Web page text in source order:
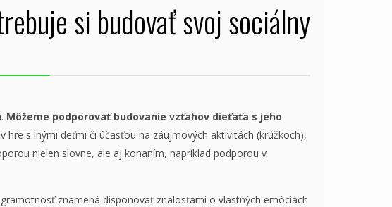
si budovať svoj sociálny
Môžeme podporovať budovanie vzťahov dieťaťa s jeho
s inými deťmi či účasťou na záujmových aktivitách (krúžkoch),
nielen slovne, ale aj konaním, napríklad podporou v
znamená disponovať znalosťami o vlastných emóciách